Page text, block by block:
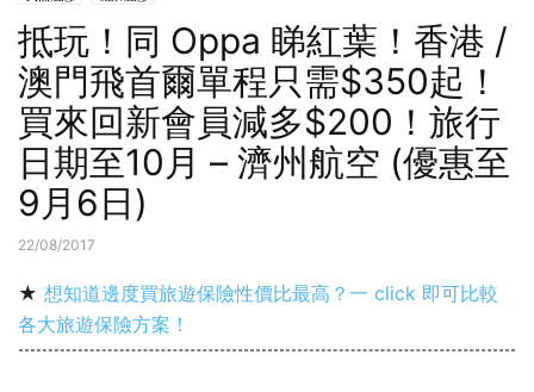
抵玩！同 Oppa 睇紅葉！香港 /
澳門飛首爾單程只需$350起！
買來回新會員減多$200！旅行
日期至10月 – 濟州航空 (優惠至
9月6日)
22/08/2017
★ 想知道邊度買旅遊保險性價比最高？一 click 即可比較
各大旅遊保險方案！